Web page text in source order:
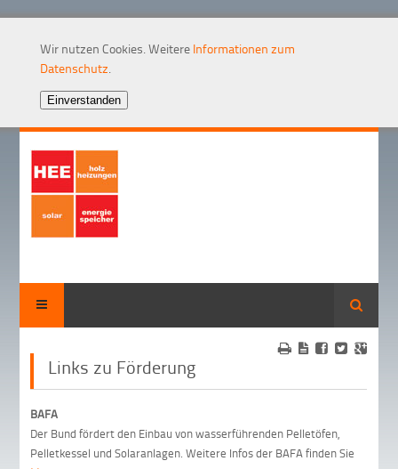
Wir nutzen Cookies. Weitere Informationen zum
Datenschutz.
Suche
Links zu Förderung
BAFA
Der Bund fördert den Einbau von wasserführenden Pelletöfen,
Pelletkessel und Solaranlagen. Weitere Infos der BAFA finden Sie